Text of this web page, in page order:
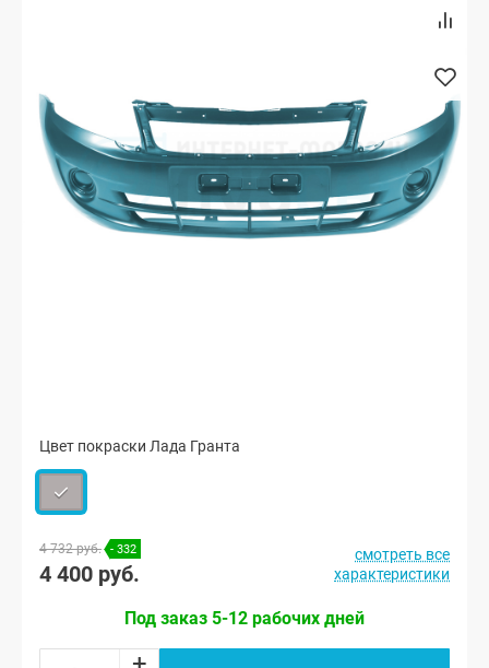
Цвет покраски Лада Гранта
4 732 руб. - 332
4 400 руб.
смотреть все
характеристики
Под заказ 5-12 рабочих дней